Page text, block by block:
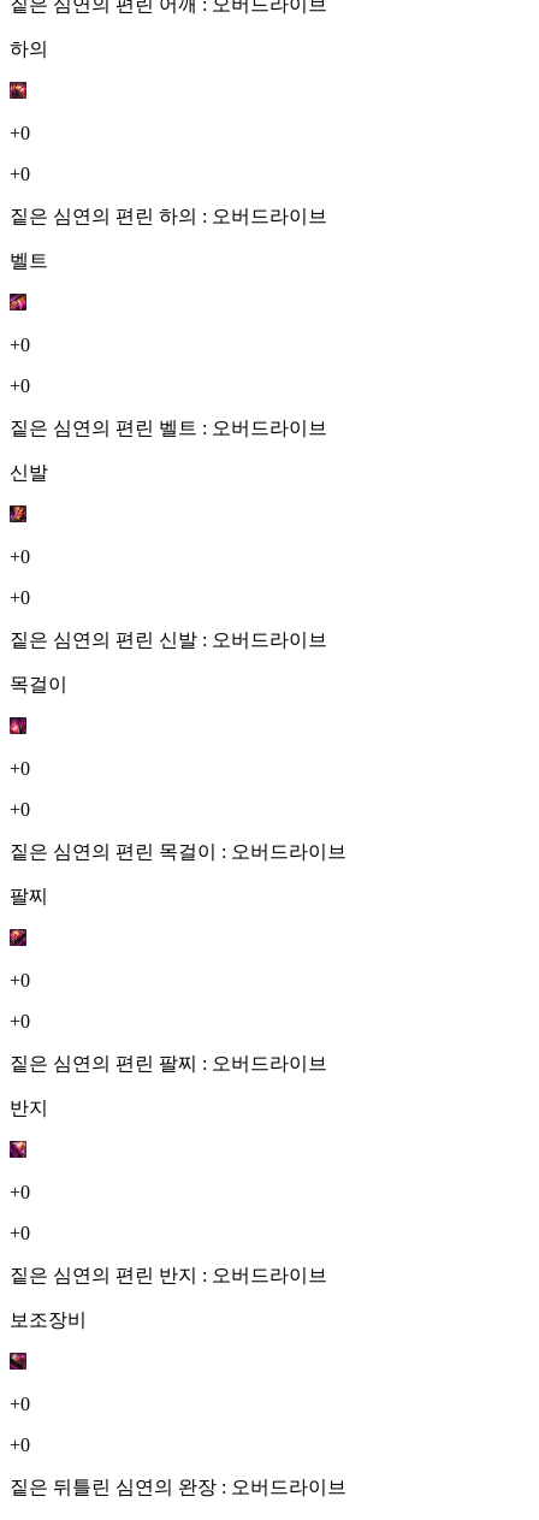
짙은 심연의 편린 어깨 : 오버드라이브
하의
+0
+0
짙은 심연의 편린 하의 : 오버드라이브
벨트
+0
+0
짙은 심연의 편린 벨트 : 오버드라이브
신발
+0
+0
짙은 심연의 편린 신발 : 오버드라이브
목걸이
+0
+0
짙은 심연의 편린 목걸이 : 오버드라이브
팔찌
+0
+0
짙은 심연의 편린 팔찌 : 오버드라이브
반지
+0
+0
짙은 심연의 편린 반지 : 오버드라이브
보조장비
+0
+0
짙은 뒤틀린 심연의 완장 : 오버드라이브